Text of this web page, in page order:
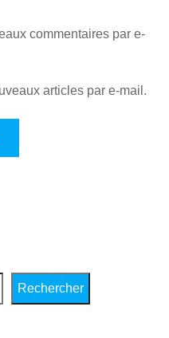
commentaires par e-
articles par e-mail.
Rechercher